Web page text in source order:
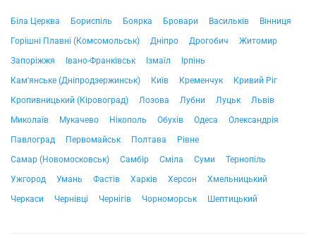
Біла Церква Бориспіль Боярка Бровари Васильків
Вінниця
Горішні Плавні (Комсомольськ)
Дніпро Дрогобич
Житомир
Запоріжжя
Івано-Франківськ Ізмаїл
Ірпінь
Кам'янське (Дніпродзержинськ)
Київ Кременчук
Кривий Ріг
Кропивницький (Кіровоград)
Лозова Лубни Луцьк
Львів
Миколаїв
Мукачево Нікополь Обухів Одеса
Олександрія
Павлоград
Первомайськ Полтава
Рівне
Самар (Новомосковськ)
Самбір Сміла Суми
Тернопіль
Ужгород
Умань Фастів Харків Херсон
Хмельницький
Черкаси
Чернівці Чернігів Чорноморськ Шептицький